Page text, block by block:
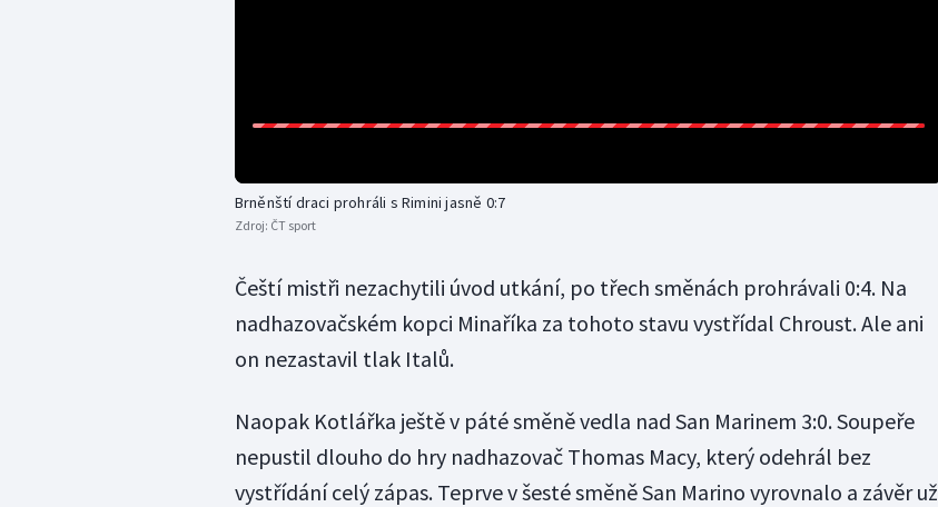
Brněnští draci prohráli s Rimini jasně 0:7
Zdroj: ČT sport
Čeští mistři nezachytili úvod utkání, po třech směnách prohrávali 0:4. Na
nadhazovačském kopci Minaříka za tohoto stavu vystřídal Chroust. Ale ani
on nezastavil tlak Italů.
Naopak Kotlářka ještě v páté směně vedla nad San Marinem 3:0. Soupeře
nepustil dlouho do hry nadhazovač Thomas Macy, který odehrál bez
vystřídání celý zápas. Teprve v šesté směně San Marino vyrovnalo a závěr už